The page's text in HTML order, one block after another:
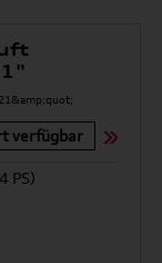
verfügbar
PS)